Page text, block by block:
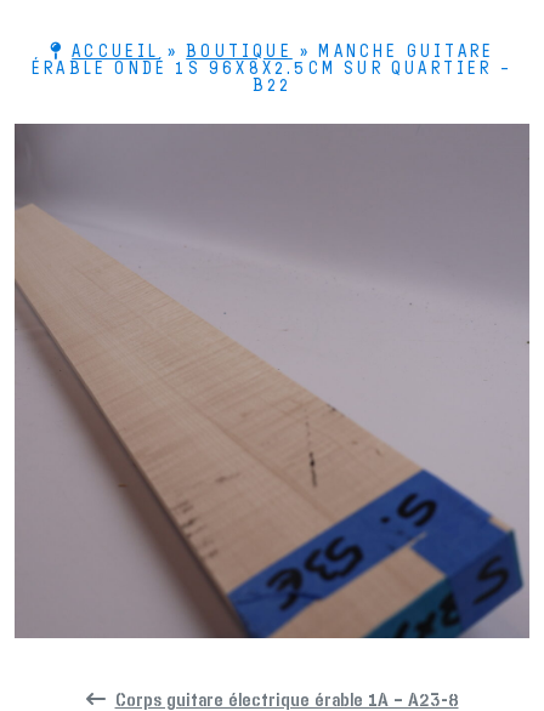
ACCUEIL »BOUTIQUE »
MANCHE GUITARE
ÉRABLE ONDÉ 1S 96X8X2.5CM SUR QUARTIER –
B22
Corps guitare électrique érable 1A – A23-8